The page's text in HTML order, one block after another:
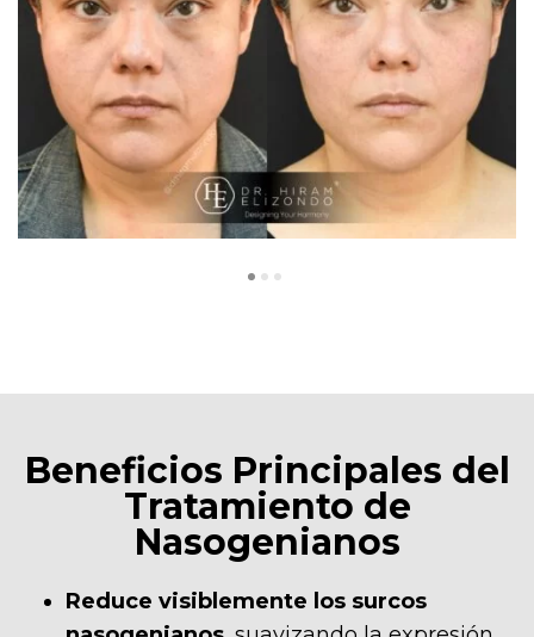
Beneficios Principales del
Tratamiento de
Nasogenianos
Reduce visiblemente los surcos